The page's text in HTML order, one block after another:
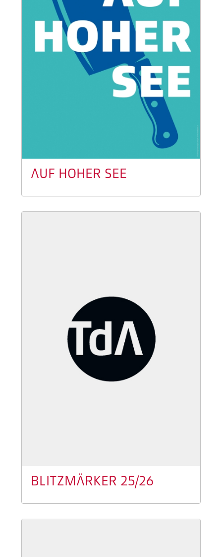
AUF HOHER SEE
BLITZMÄRKER 25/26